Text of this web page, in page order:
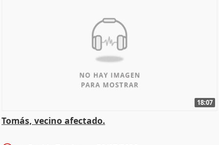
18:07
Tomás, vecino afectado.